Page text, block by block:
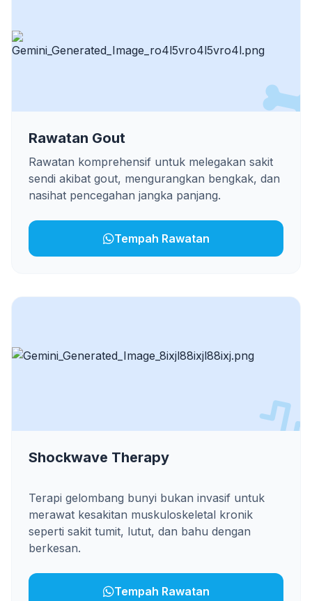
Rawatan Gout
Rawatan komprehensif untuk melegakan sakit
sendi akibat gout, mengurangkan bengkak, dan
nasihat pencegahan jangka panjang.
Tempah Rawatan
Shockwave Therapy
Terapi gelombang bunyi bukan invasif untuk
merawat kesakitan muskuloskeletal kronik
seperti sakit tumit, lutut, dan bahu dengan
berkesan.
Tempah Rawatan